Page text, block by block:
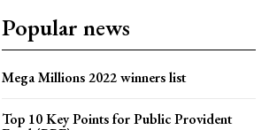
Popular news
Mega Millions 2022 winners list
Top 10 Key Points for Public Provident